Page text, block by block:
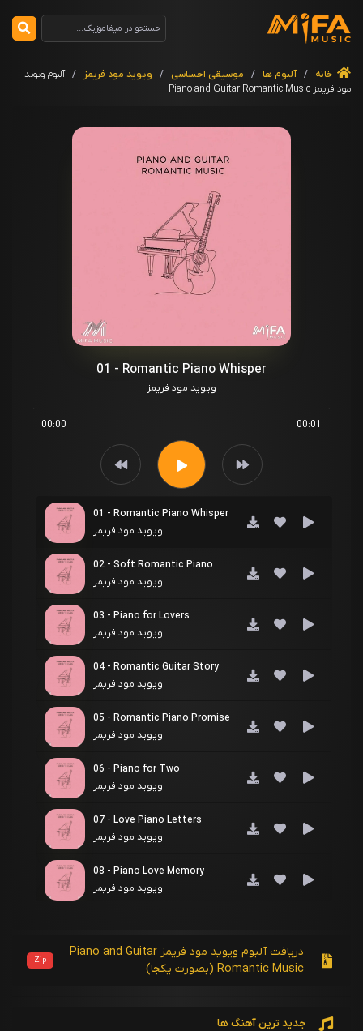
خانه / آلبوم ها / موسیقی احساسی / ویوید مود فریمز / آلبوم ویوید
مود فریمز Piano and Guitar Romantic Music
01 - Romantic Piano Whisper
ویوید مود فریمز
00:00 00:01
01 - Romantic Piano Whisper
ویوید مود فریمز
02 - Soft Romantic Piano
ویوید مود فریمز
03 - Piano for Lovers
ویوید مود فریمز
04 - Romantic Guitar Story
ویوید مود فریمز
05 - Romantic Piano Promise
ویوید مود فریمز
06 - Piano for Two
ویوید مود فریمز
07 - Love Piano Letters
ویوید مود فریمز
08 - Piano Love Memory
ویوید مود فریمز
10 - Piano Heart Melody
دریافت آلبوم ویوید مود فریمز Piano and Guitar
Romantic Music (بصورت یکجا)
Zip
جدید ترین آهنگ ها